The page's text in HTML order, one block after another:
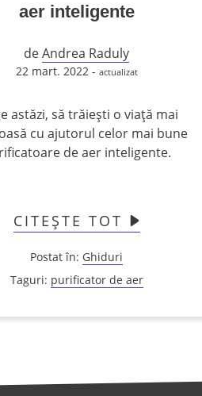
aer inteligente
deAndrea Raduly
22 mart. 2022 - actualizat
astăzi, să trăiești o viață mai
cu ajutorul celor mai bune
de aer inteligente.
CITEȘTE TOT
Postat în: Ghiduri
Taguri: purificator de aer